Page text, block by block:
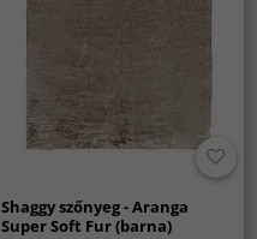
Shaggy szőnyeg - Aranga
Super Soft Fur (barna)